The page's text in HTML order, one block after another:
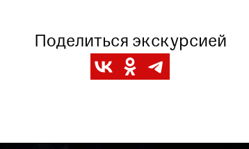
Поделиться экскурсией